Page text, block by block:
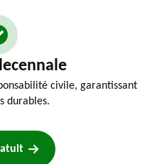
civile, garantissant
durables.